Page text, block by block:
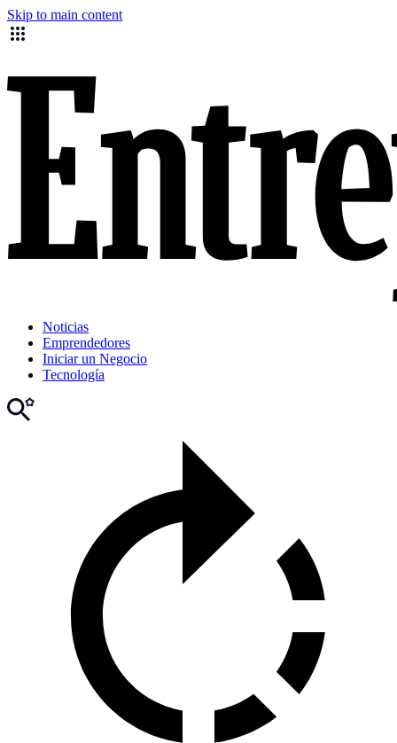
Skip to main content
Noticias
Emprendedores
Iniciar un Negocio
Tecnología